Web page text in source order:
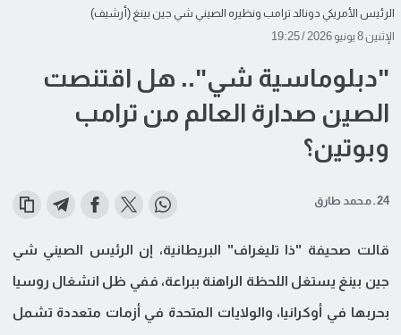
الرئيس الأمريكي دونالد ترامب ونظيره الصيني شي جين بينغ (أرشيف)
الإثنين 8 يونيو 2026 / 19:25
"دبلوماسية شي".. هل اقتنصت
الصين صدارة العالم من ترامب
وبوتين؟
24 ـ محمد طارق
قالت صحيفة "ذا تليغراف" البريطانية، إن الرئيس الصيني شي
جين بينغ يستغل اللحظة الراهنة ببراعة، ففي ظل انشغال روسيا
بحربها في أوكرانيا، والولايات المتحدة في أزمات متعددة تشمل